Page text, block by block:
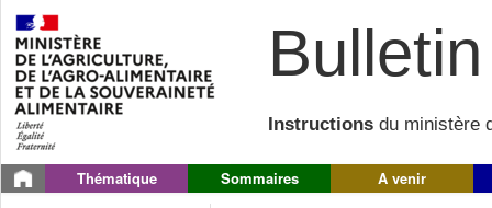
Instructions du ministère
Thématique Sommaires A venir